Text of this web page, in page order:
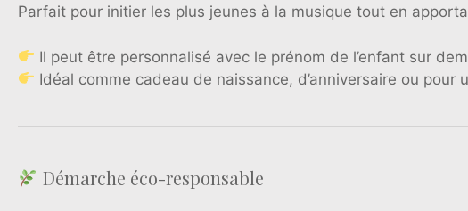
Parfait pour initier les plus jeunes à la musique tout en
Il peut être personnalisé avec le prénom de l’enfant sur
Idéal comme cadeau de naissance, d’anniversaire ou pour
Démarche éco-responsable